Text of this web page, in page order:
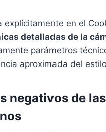
explícitamente en el
detalladas de la
parámetros
aproximada del
negativos de